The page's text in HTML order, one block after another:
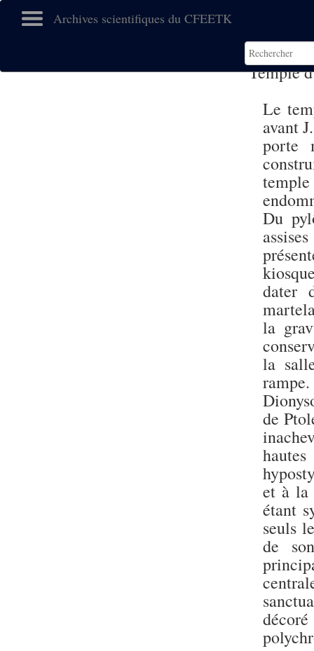
Archives scientifiques du CFEETK
Temple
Le
avant
porte
Du
dater
la
la
de
et à la
étant
seuls
de